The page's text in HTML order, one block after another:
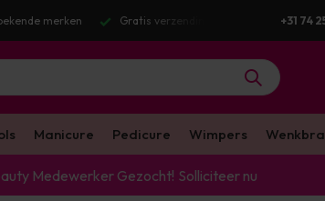
merken Gratis verzending v.a. €100 excl. BTW
+31 74
Manicure Pedicure Wimpers
Medewerker Gezocht! Solliciteer nu